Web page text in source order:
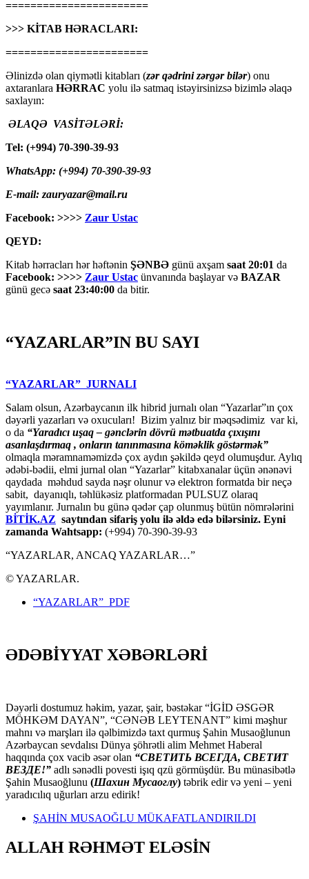
=======================
>>> KİTAB HƏRACLARI:
=======================
Əlinizdə olan qiymətli kitabları (zər qədrini zərgər bilər) onu
axtaranlara HƏRRAC yolu ilə satmaq istəyirsinizsə bizimlə əlaqə
saxlayın:
ƏLAQƏ VASİTƏLƏRİ:
Tel: (+994) 70-390-39-93
WhatsApp: (+994) 70-390-39-93
E-mail: zauryazar@mail.ru
Facebook: >>>> Zaur Ustac
QEYD:
Kitab hərracları hər həftənin ŞƏNBƏ günü axşam saat 20:01 da
Facebook: >>>> Zaur Ustac ünvanında başlayar və BAZAR
günü gecə saat 23:40:00 da bitir.
“YAZARLAR”IN BU SAYI
“YAZARLAR” JURNALI
Salam olsun, Azərbaycanın ilk hibrid jurnalı olan “Yazarlar”ın çox
dəyərli yazarları və oxucuları! Bizim yalnız bir məqsədimiz var ki,
o da “Yaradıcı uşaq – gәnclәrin dövrü mәtbuatda çıxışını
asanlaşdırmaq , onların tanınmasına kömәklik göstәrmәk”
olmaqla məramnaməmizdə çox aydın şəkildə qeyd olumuşdur. Aylıq
ədəbi-bədii, elmi jurnal olan “Yazarlar” kitabxanalar üçün ənənəvi
qaydada məhdud sayda nəşr olunur və elektron formatda bir neçə
sabit, dayanıqlı, təhlükəsiz platformadan PULSUZ olaraq
yayımlanır. Jurnalın bu günə qədər çap olunmuş bütün nömrələrini
BİTİK.AZ saytından sifariş yolu ilə əldə edə bilərsiniz. Eyni
zamanda Wahtsapp: (+994) 70-390-39-93
“YAZARLAR, ANCAQ YAZARLAR…”
© YAZARLAR.
“YAZARLAR” PDF
ƏDƏBİYYAT XƏBƏRLƏRİ
Dəyərli dostumuz həkim, yazar, şair, bəstəkar “İGİD ƏSGƏR
MÖHKƏM DAYAN”, “CƏNƏB LEYTENANT” kimi məşhur
mahnı və marşları ilə qəlbimizdə taxt qurmuş Şahin Musaoğlunun
Azərbaycan sevdalısı Dünya şöhrətli alim Mehmet Haberal
haqqında çox vacib əsər olan “СВЕТИТЬ ВСЕГДА, СВЕТИТ
ВЕЗДЕ!” adlı sənədli povesti işıq qzü görmüşdür. Bu münasibətlə
Şahin Musaoğlunu (Шахин Мусаоглу) təbrik edir və yeni – yeni
yaradıcılıq uğurları arzu edirik!
ŞAHİN MUSAOĞLU MÜKAFATLANDIRILDI
ALLAH RƏHMƏT ELƏSİN